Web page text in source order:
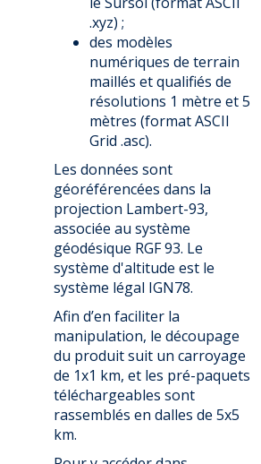
.xyz) ;
des modèles
numériques de terrain
maillés et qualifiés de
résolutions 1 mètre et 5
mètres (format ASCII
Grid .asc).
Les données sont
géoréférencées dans la
projection Lambert-93,
associée au système
géodésique RGF 93. Le
système d'altitude est le
système légal IGN78.
Afin d’en faciliter la
manipulation, le découpage
du produit suit un carroyage
de 1x1 km, et les pré-paquets
téléchargeables sont
rassemblés en dalles de 5x5
km.